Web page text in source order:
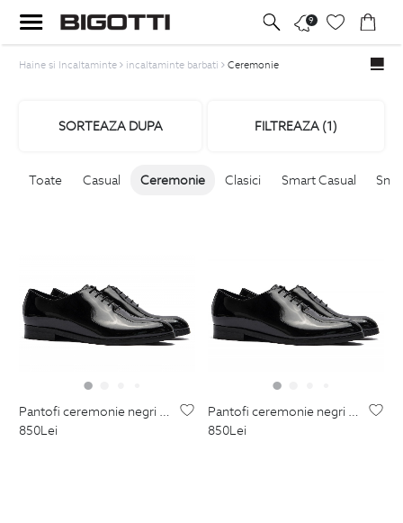
9
SORTEAZA DUPA FILTREAZA (1)
Haine si Incaltaminte incaltaminte barbati Ceremonie
Toate Casual Ceremonie Clasici Smart Casual
pantofi ceremonie negri piele naturala
850Lei
pantofi ceremonie negri piele naturala
850Lei